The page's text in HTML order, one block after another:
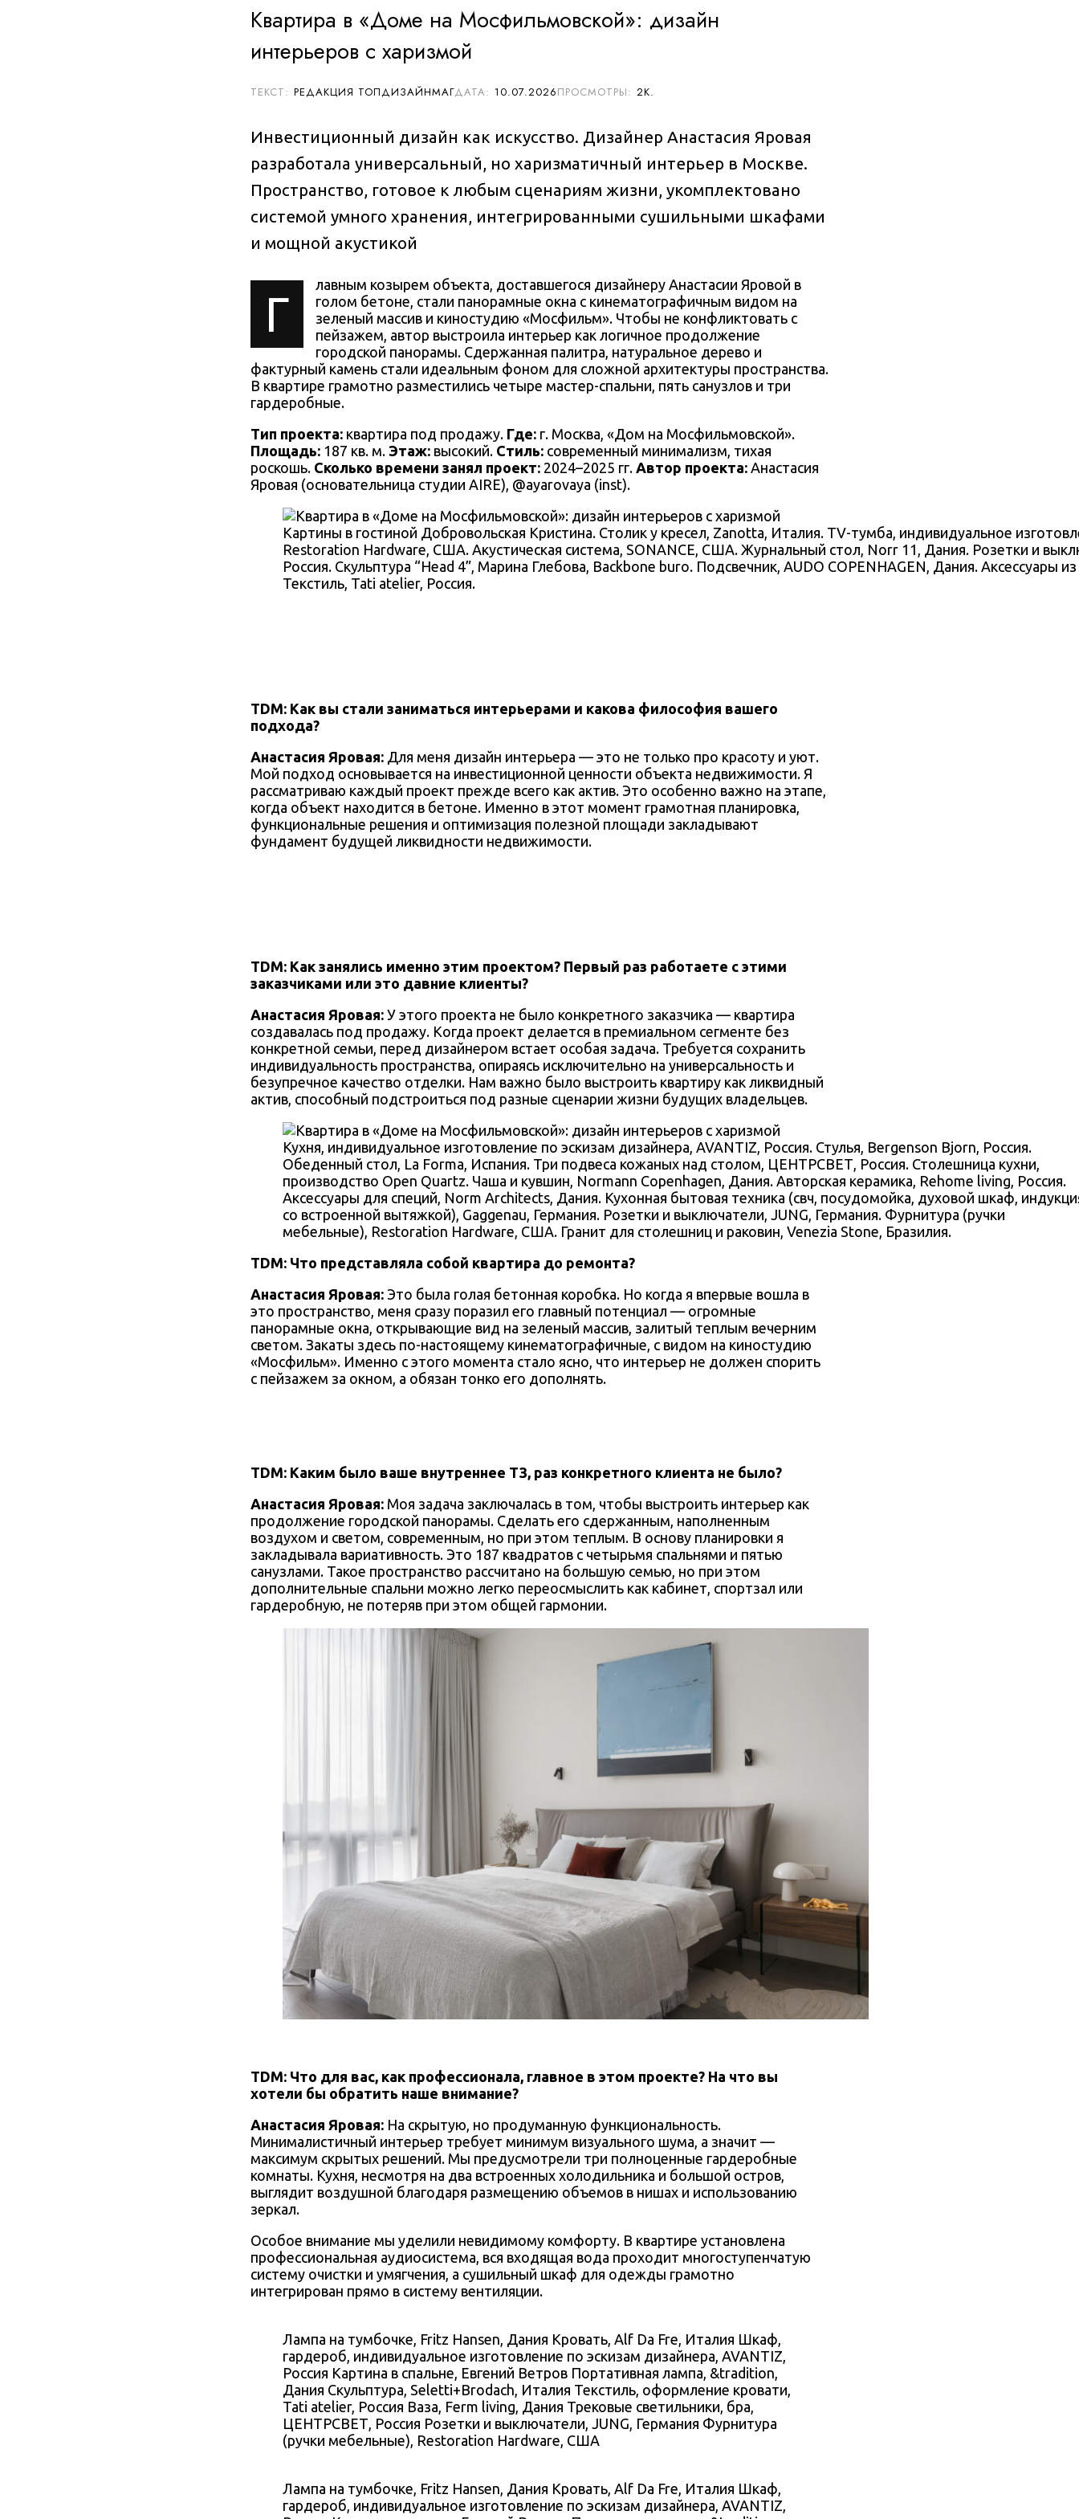
Квартира в «Доме на Мосфильмовской»: дизайн
интерьеров с харизмой
РЕДАКЦИЯ ТОПДИЗАЙНМАГ 2К.
10.07.2026
Инвестиционный дизайн как искусство. Дизайнер Анастасия Яровая
разработала универсальный, но харизматичный интерьер в Москве.
Пространство, готовое к любым сценариям жизни, укомплектовано
системой умного хранения, интегрированными сушильными шкафами
и мощной акустикой
Г
лавным козырем объекта, доставшегося дизайнеру Анастасии Яровой в
голом бетоне, стали панорамные окна с кинематографичным видом на
зеленый массив и киностудию «Мосфильм». Чтобы не конфликтовать с
пейзажем, автор выстроила интерьер как логичное продолжение
городской панорамы. Сдержанная палитра, натуральное дерево и
фактурный камень стали идеальным фоном для сложной архитектуры пространства.
В квартире грамотно разместились четыре мастер-спальни, пять санузлов и три
гардеробные.
Тип проекта: квартира под продажу. Где: г. Москва, «Дом на Мосфильмовской».
Площадь: 187 кв. м. Этаж: высокий. Стиль: современный минимализм, тихая
роскошь. Сколько времени занял проект: 2024–2025 гг. Автор проекта: Анастасия
Яровая (основательница студии AIRE), @ayarovaya (inst).
Картины в гостиной Добровольская Кристина. Столик у кресел, Zanotta, Италия. TV-тумба, индивидуальное
Restoration Hardware, США. Акустическая система, SONANCE, США. Журнальный стол, Norr 11, Дания. Розетки и
Россия. Скульптура “Head 4”, Марина Глебова, Backbone buro. Подсвечник, AUDO COPENHAGEN, Дания. Аксессуары
Текстиль, Tati atelier, Россия.
TDM: Как вы стали заниматься интерьерами и какова философия вашего
подхода?
Анастасия Яровая: Для меня дизайн интерьера — это не только про красоту и уют.
Мой подход основывается на инвестиционной ценности объекта недвижимости. Я
рассматриваю каждый проект прежде всего как актив. Это особенно важно на этапе,
когда объект находится в бетоне. Именно в этот момент грамотная планировка,
функциональные решения и оптимизация полезной площади закладывают
фундамент будущей ликвидности недвижимости.
TDM: Как занялись именно этим проектом? Первый раз работаете с этими
заказчиками или это давние клиенты?
Анастасия Яровая: У этого проекта не было конкретного заказчика — квартира
создавалась под продажу. Когда проект делается в премиальном сегменте без
конкретной семьи, перед дизайнером встает особая задача. Требуется сохранить
индивидуальность пространства, опираясь исключительно на универсальность и
безупречное качество отделки. Нам важно было выстроить квартиру как ликвидный
актив, способный подстроиться под разные сценарии жизни будущих владельцев.
Кухня, индивидуальное изготовление по эскизам дизайнера, AVANTIZ, Россия. Стулья, Bergenson Bjorn, Россия.
Обеденный стол, La Forma, Испания. Три подвеса кожаных над столом, ЦЕНТРСВЕТ, Россия. Столешница кухни,
производство Open Quartz. Чаша и кувшин, Normann Copenhagen, Дания. Авторская керамика, Rehome living, Россия.
Аксессуары для специй, Norm Architects, Дания. Кухонная бытовая техника (свч, посудомойка, духовой шкаф,
со встроенной вытяжкой), Gaggenau, Германия. Розетки и выключатели, JUNG, Германия. Фурнитура (ручки
мебельные), Restoration Hardware, США. Гранит для столешниц и раковин, Venezia Stone, Бразилия.
TDM: Что представляла собой квартира до ремонта?
Анастасия Яровая: Это была голая бетонная коробка. Но когда я впервые вошла в
это пространство, меня сразу поразил его главный потенциал — огромные
панорамные окна, открывающие вид на зеленый массив, залитый теплым вечерним
светом. Закаты здесь по-настоящему кинематографичные, с видом на киностудию
«Мосфильм». Именно с этого момента стало ясно, что интерьер не должен спорить
с пейзажем за окном, а обязан тонко его дополнять.
TDM: Каким было ваше внутреннее ТЗ, раз конкретного клиента не было?
Анастасия Яровая: Моя задача заключалась в том, чтобы выстроить интерьер как
продолжение городской панорамы. Сделать его сдержанным, наполненным
воздухом и светом, современным, но при этом теплым. В основу планировки я
закладывала вариативность. Это 187 квадратов с четырьмя спальнями и пятью
санузлами. Такое пространство рассчитано на большую семью, но при этом
дополнительные спальни можно легко переосмыслить как кабинет, спортзал или
гардеробную, не потеряв при этом общей гармонии.
TDM: Что для вас, как профессионала, главное в этом проекте? На что вы
хотели бы обратить наше внимание?
Анастасия Яровая: На скрытую, но продуманную функциональность.
Минималистичный интерьер требует минимум визуального шума, а значит —
максимум скрытых решений. Мы предусмотрели три полноценные гардеробные
комнаты. Кухня, несмотря на два встроенных холодильника и большой остров,
выглядит воздушной благодаря размещению объемов в нишах и использованию
зеркал.
Особое внимание мы уделили невидимому комфорту. В квартире установлена
профессиональная аудиосистема, вся входящая вода проходит многоступенчатую
систему очистки и умягчения, а сушильный шкаф для одежды грамотно
интегрирован прямо в систему вентиляции.
Лампа на тумбочке, Fritz Hansen, Дания Кровать, Alf Da Fre, Италия Шкаф,
гардероб, индивидуальное изготовление по эскизам дизайнера, AVANTIZ,
Россия Картина в спальне, Евгений Ветров Портативная лампа, &tradition,
Дания Скульптура, Seletti+Brodach, Италия Текстиль, оформление кровати,
Tati atelier, Россия Ваза, Ferm living, Дания Трековые светильники, бра,
ЦЕНТРСВЕТ, Россия Розетки и выключатели, JUNG, Германия Фурнитура
(ручки мебельные), Restoration Hardware, США
Лампа на тумбочке, Fritz Hansen, Дания Кровать, Alf Da Fre, Италия Шкаф,
гардероб, индивидуальное изготовление по эскизам дизайнера, AVANTIZ,